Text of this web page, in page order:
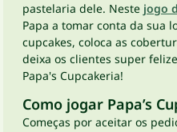
pastelaria dele. Neste jogo
Papa a tomar conta da sua
cupcakes, coloca as
deixa os clientes super
Papa's Cupcakeria!
Como jogar Papa’s
Começas por aceitar os